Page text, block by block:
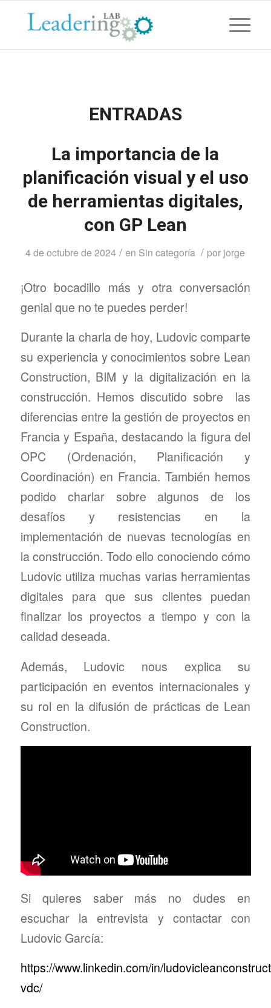
ENTRADAS
La importancia de la
planificación visual y el uso
de herramientas digitales,
con GP Lean
4 de octubre de 2024 / en Sin categoría / por jorge
¡Otro bocadillo más y otra conversación
genial que no te puedes perder!
Durante la charla de hoy, Ludovic comparte
su experiencia y conocimientos sobre Lean
Construction, BIM y la digitalización en la
construcción. Hemos discutido sobre las
diferencias entre la gestión de proyectos en
Francia y España, destacando la figura del
OPC (Ordenación, Planificación y
Coordinación) en Francia. También hemos
podido charlar sobre algunos de los
desafíos y resistencias en la
implementación de nuevas tecnologías en
la construcción. Todo ello conociendo cómo
Ludovic utiliza muchas varias herramientas
digitales para que sus clientes puedan
finalizar los proyectos a tiempo y con la
calidad deseada.
Además, Ludovic nous explica su
participación en eventos internacionales y
su rol en la difusión de prácticas de Lean
Construction.
Si quieres saber más no dudes en
escuchar la entrevista y contactar con
Ludovic García:
https://www.linkedin.com/in/
vdc/